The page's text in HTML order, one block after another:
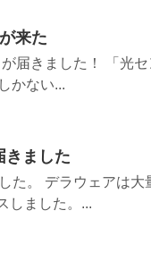
来た
届きました！ 「光セ
かない...
きました
た。 デラウェアは大
しました。...